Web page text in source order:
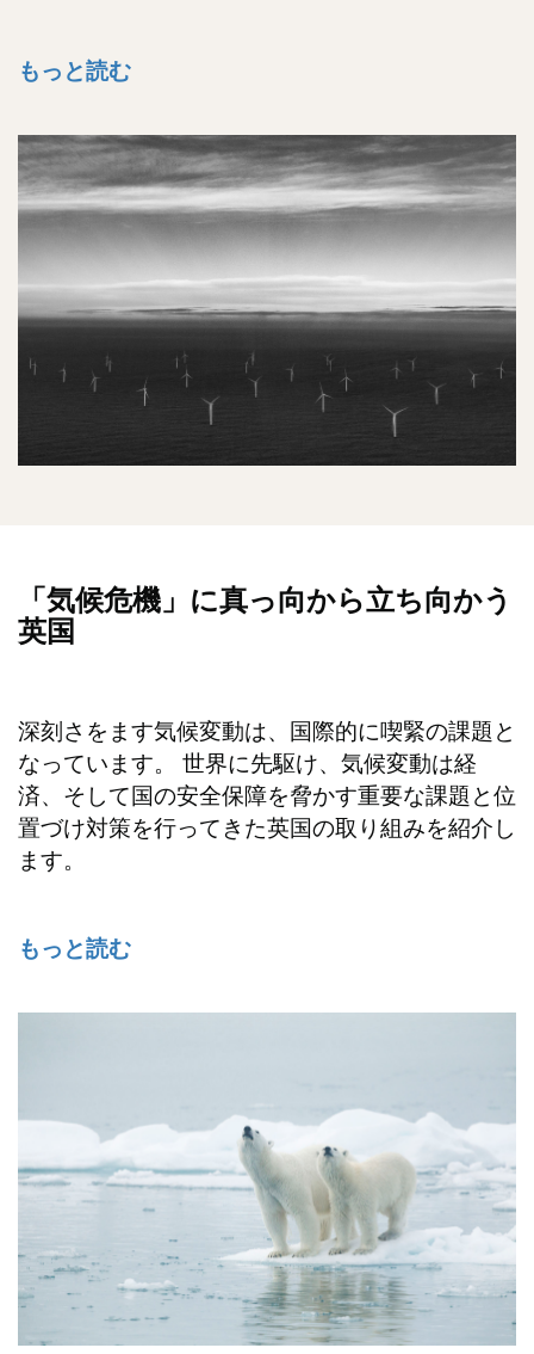
もっと読む
「気候危機」に真っ向から立ち向かう
英国
深刻さをます気候変動は、国際的に喫緊の課題と
なっています。 世界に先駆け、気候変動は経
済、そして国の安全保障を脅かす重要な課題と位
置づけ対策を行ってきた英国の取り組みを紹介し
ます。
もっと読む